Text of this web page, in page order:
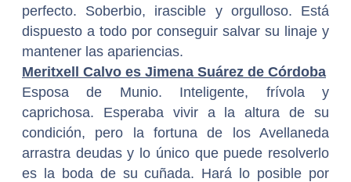
perfecto. Soberbio, irascible y orgulloso. Está
dispuesto a todo por conseguir salvar su linaje y
mantener las apariencias.
Meritxell Calvo es Jimena Suárez de Córdoba
Esposa de Munio. Inteligente, frívola y
caprichosa. Esperaba vivir a la altura de su
condición, pero la fortuna de los Avellaneda
arrastra deudas y lo único que puede resolverlo
es la boda de su cuñada. Hará lo posible por